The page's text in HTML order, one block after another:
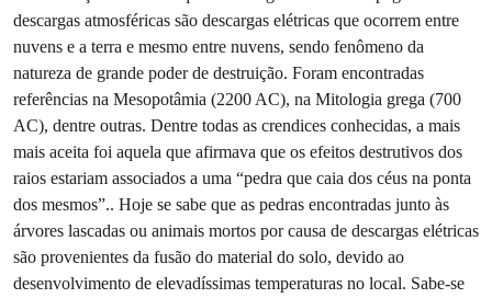
descargas atmosféricas são descargas elétricas que ocorrem entre
nuvens e a terra e mesmo entre nuvens, sendo fenômeno da
natureza de grande poder de destruição. Foram encontradas
referências na Mesopotâmia (2200 AC), na Mitologia grega (700
AC), dentre outras. Dentre todas as crendices conhecidas, a mais
mais aceita foi aquela que afirmava que os efeitos destrutivos dos
raios estariam associados a uma “pedra que caia dos céus na ponta
dos mesmos”.. Hoje se sabe que as pedras encontradas junto às
árvores lascadas ou animais mortos por causa de descargas elétricas
são provenientes da fusão do material do solo, devido ao
desenvolvimento de elevadíssimas temperaturas no local. Sabe-se